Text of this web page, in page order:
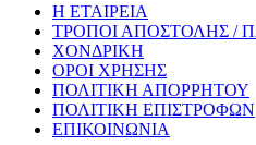
Η ΕΤΑΙΡΕΙΑ
ΤΡΟΠΟΙ ΑΠΟΣΤΟΛΗΣ /
ΧΟΝΔΡΙΚΗ
ΟΡΟΙ ΧΡΗΣΗΣ
ΠΟΛΙΤΙΚΗ ΑΠΟΡΡΗΤΟΥ
ΠΟΛΙΤΙΚΗ ΕΠΙΣΤΡΟΦΩΝ
ΕΠΙΚΟΙΝΩΝΙΑ